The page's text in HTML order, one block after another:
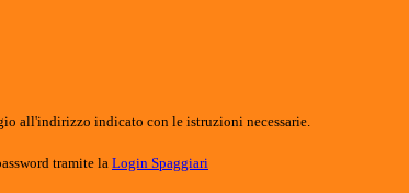
all'indirizzo indicato con le istruzioni necessarie.
tramite la Login Spaggiari